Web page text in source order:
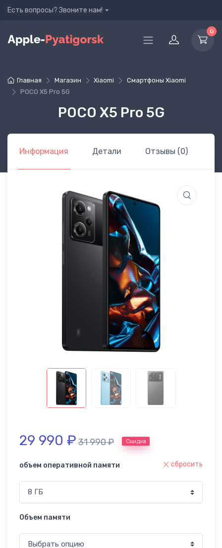
Есть вопросы? Звоните нам!
0
Главная Магазин Xiaomi
Cмартфоны Xiaomi
POCO X5 Pro 5G
POCO X5 Pro 5G
Информация Детали Отзывы (0)
29 990 ₽ 31 990₽ Скидка
объем оперативной памяти
Объем памяти
сбросить